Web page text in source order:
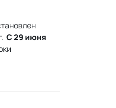
С 29 июня